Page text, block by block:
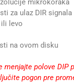
mikrokoraka
za ulaz DIR
levo
na ovom disku
menjajte polove DIP
pogon pre